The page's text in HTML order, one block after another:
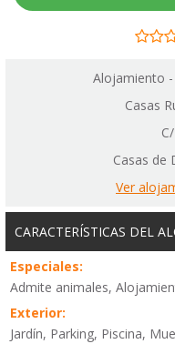
Alojamiento -
Casas
Casas de
Ver
CARACTERÍSTICAS DEL
Especiales:
Admite animales,
Exterior:
Jardín, Parking, Piscina,